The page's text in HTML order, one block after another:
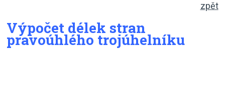
zpět
Výpočet délek stran
pravoúhlého trojúhelníku